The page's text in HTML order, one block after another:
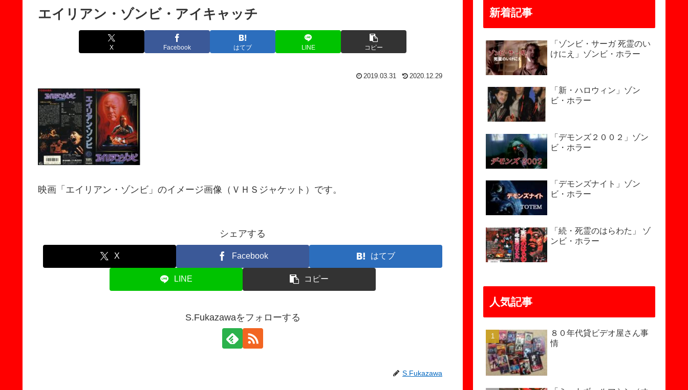
エイリアン・ゾンビ・アイキャッチ
X Facebook はてブ LINE コピー
2019.03.31 2020.12.29
映画「エイリアン・ゾンビ」のイメージ画像（ＶＨＳジャケット）です。
シェアする
X Facebook はてブ
LINE コピー
S.Fukazawaをフォローする
S.Fukazawa
新着記事
「ゾンビ・サーガ 死霊のい
けにえ」ゾンビ・ホラー
「新・ハロウィン」ゾン
ビ・ホラー
「デモンズ２００２」ゾン
ビ・ホラー
「デモンズナイト」ゾン
ビ・ホラー
「続・死霊のはらわた」 ゾ
ンビ・ホラー
人気記事
８０年代貸ビデオ屋さん事
情